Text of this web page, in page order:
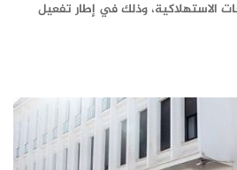
الاستهلاكية، وذلك في إطار تفعيل